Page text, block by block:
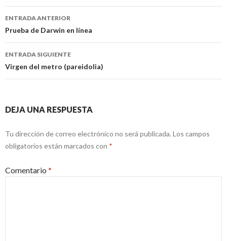
Navegación
de
entradas
ENTRADA ANTERIOR
Prueba de Darwin en línea
ENTRADA SIGUIENTE
Virgen del metro (pareidolia)
DEJA UNA RESPUESTA
Tu dirección de correo electrónico no será publicada. Los campos
obligatorios están marcados con *
Comentario *